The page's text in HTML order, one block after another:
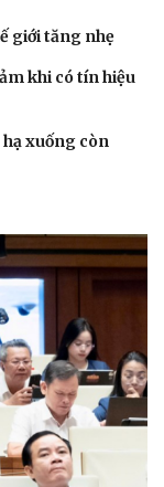
giới tăng nhẹ
khi có tín hiệu
hạ xuống còn